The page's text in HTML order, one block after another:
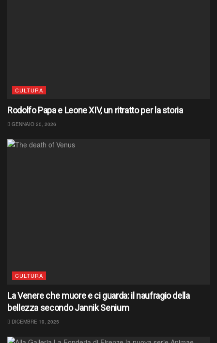
CULTURA
Rodolfo Papa e Leone XIV, un ritratto per la storia
GENNAIO 20, 2026
CULTURA
La Venere che muore e ci guarda: il naufragio della
bellezza secondo Jannik Senium
DICEMBRE 19, 2025